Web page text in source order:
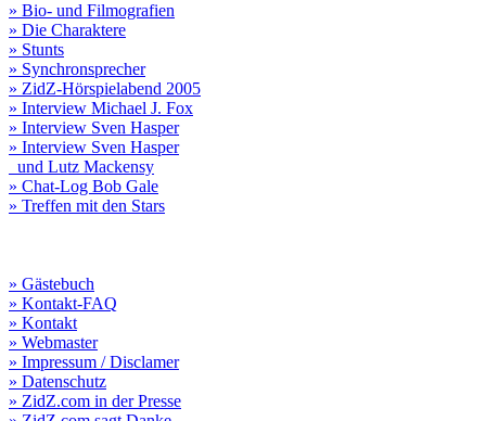
» Bio- und Filmografien
» Die Charaktere
» Stunts
» Synchronsprecher
» ZidZ-Hörspielabend 2005
» Interview Michael J. Fox
» Interview Sven Hasper
» Interview Sven Hasper
und Lutz Mackensy
» Chat-Log Bob Gale
» Treffen mit den Stars
» Gästebuch
» Kontakt-FAQ
» Kontakt
» Webmaster
» Impressum / Disclamer
» Datenschutz
» ZidZ.com in der Presse